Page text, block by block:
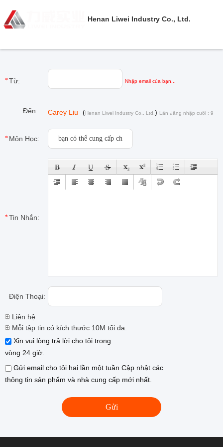
Henan Liwei Industry Co., Ltd.
Từ: Nhập email của bạn...
Đến: Carey Liu (Henan Liwei Industry Co., Ltd. ) Lân đăng nhập cuôi : 9
giờ 17 từ phút cách đây
Môn Học:
Tin Nhắn:
Điện Thoại:
Liên hệ
Mỗi tập tin có kích thước 10M tối đa.
Xin vui lòng trả lời cho tôi trong
vòng 24 giờ.
Gửi email cho tôi hai lần một tuần Cập nhật các
thông tin sản phẩm và nhà cung cấp mới nhất.